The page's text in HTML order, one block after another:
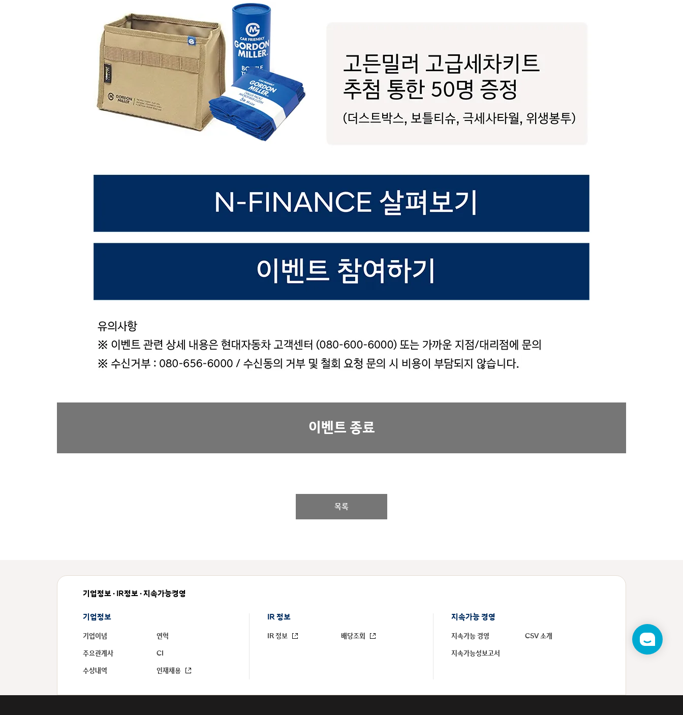
이벤트 종료
목록
챗
봇
기업정보 · IR정보 · 지속가능경영
기업정보
기업이념 연혁
주요관계사 CI
수상내역 인재채용
IR 정보
IR 정보 배당조회
지속가능 경영
지속가능 경영 CSV 소개
지속가능성보고서